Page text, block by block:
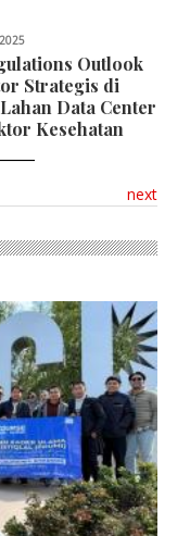
Outlook
Strategis di
Data Center
Kesehatan
next